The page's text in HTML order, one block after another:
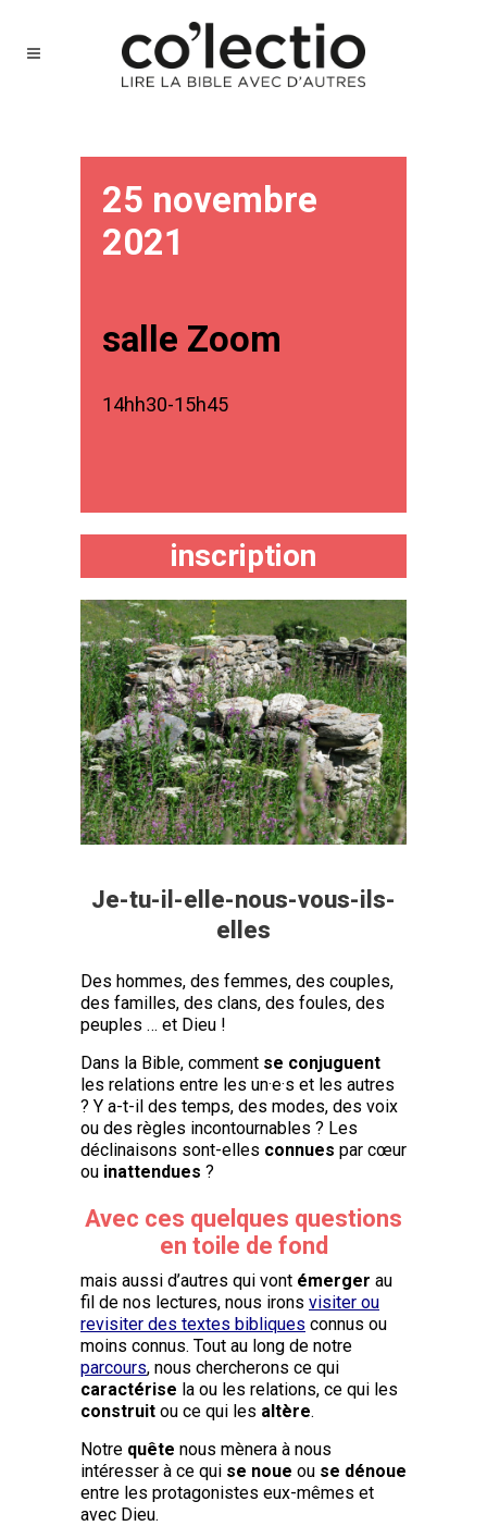
25 novembre
2021
salle Zoom
14hh30-15h45
inscription
Je-tu-il-elle-nous-vous-ils-
elles
Des hommes, des femmes, des couples,
des familles, des clans, des foules, des
peuples … et Dieu !
Dans la Bible, comment se conjuguent
les relations entre les un·e·s et les autres
? Y a-t-il des temps, des modes, des voix
ou des règles incontournables ? Les
déclinaisons sont-elles connues par cœur
ou inattendues ?
Avec ces quelques questions
en toile de fond
mais aussi d’autres qui vont émerger au
fil de nos lectures, nous irons visiter ou
revisiter des textes bibliques connus ou
moins connus. Tout au long de notre
parcours, nous chercherons ce qui
caractérise la ou les relations, ce qui les
construit ou ce qui les altère.
Notre quête nous mènera à nous
intéresser à ce qui se noue ou se dénoue
entre les protagonistes eux-mêmes et
avec Dieu.